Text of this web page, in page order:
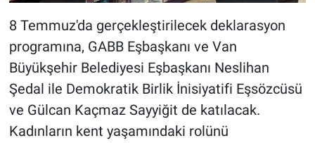
8 Temmuz'da gerçekleştirilecek deklarasyon
programına, GABB Eşbaşkanı ve Van
Büyükşehir Belediyesi Eşbaşkanı Neslihan
Şedal ile Demokratik Birlik İnisiyatifi Eşsözcüsü
ve Gülcan Kaçmaz Sayyiğit de katılacak.
Kadınların kent yaşamındaki rolünü